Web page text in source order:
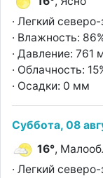
· Легкий
· Влажность:
· Давление: 761
· Облачность:
· Осадки: 0 мм
Суббота, 08
16°,
· Легкий